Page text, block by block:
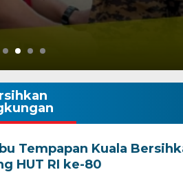
Tempapan Kuala
HUT RI ke-80